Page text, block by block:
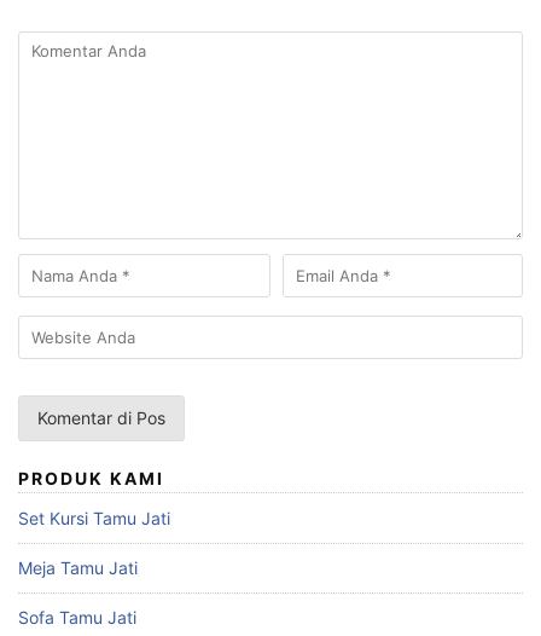
PRODUK KAMI
Set Kursi Tamu Jati
Meja Tamu Jati
Sofa Tamu Jati